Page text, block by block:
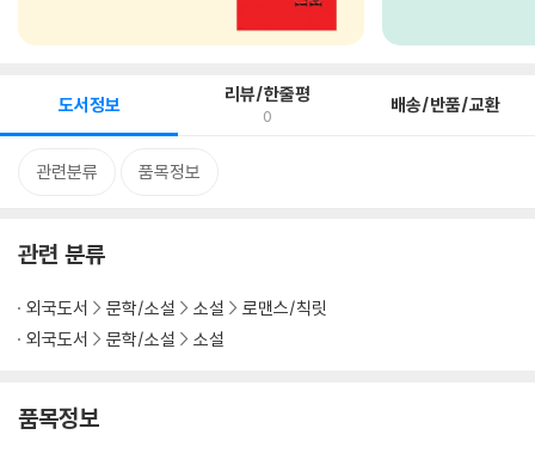
도서정보 리뷰/한줄평
0 배송/반품/교환
관련분류 품목정보
관련 분류
외국도서 문학/소설 소설
로맨스/칙릿
외국도서
문학/소설 소설
품목정보